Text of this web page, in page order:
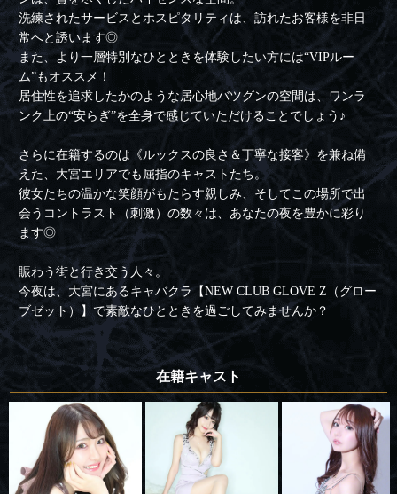
洗練されたサービスとホスピタリティは、訪れたお客様を非日
常へと誘います◎
また、より一層特別なひとときを体験したい方には“VIPルー
ム”もオススメ！
居住性を追求したかのような居心地バツグンの空間は、ワンラ
ンク上の“安らぎ”を全身で感じていただけることでしょう♪
さらに在籍するのは《ルックスの良さ＆丁寧な接客》を兼ね備
えた、大宮エリアでも屈指のキャストたち。
彼女たちの温かな笑顔がもたらす親しみ、そしてこの場所で出
会うコントラスト（刺激）の数々は、あなたの夜を豊かに彩り
ます◎
賑わう街と行き交う人々。
今夜は、大宮にあるキャバクラ【NEW CLUB GLOVE Z（グロー
ブゼット）】で素敵なひとときを過ごしてみませんか？
在籍キャスト